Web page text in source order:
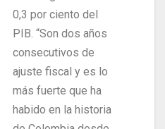
0,3 por ciento del
PIB. “Son dos años
consecutivos de
ajuste fiscal y es lo
más fuerte que ha
habido en la historia